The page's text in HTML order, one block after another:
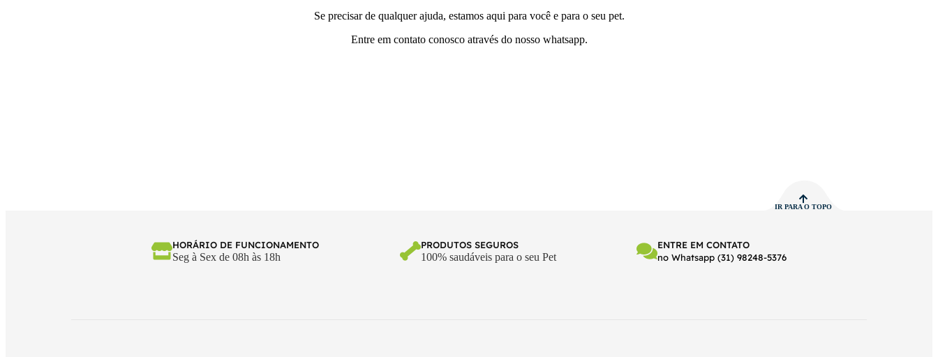
Se precisar de qualquer ajuda, estamos aqui para você e para o seu pet.
Entre em contato conosco através do nosso whatsapp.
IR PARA O TOPO
HORÁRIO DE FUNCIONAMENTO
Seg à Sex de 08h às 18h
PRODUTOS SEGUROS
100% saudáveis para o seu Pet
ENTRE EM CONTATO
no Whatsapp (31) 98248-5376